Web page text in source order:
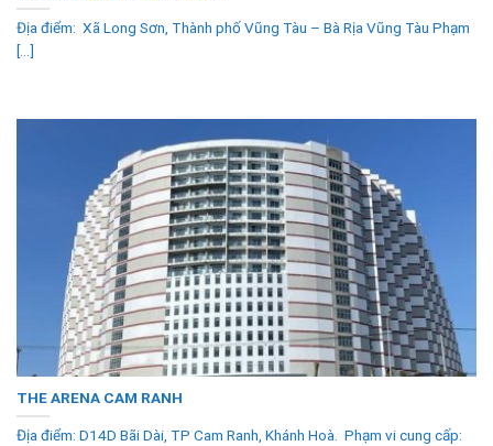
Địa điểm: Xã Long Sơn, Thành phố Vũng Tàu – Bà Rịa Vũng Tàu Phạm
[...]
THE ARENA CAM RANH
Địa điểm: D14D Bãi Dài, TP Cam Ranh, Khánh Hoà. Phạm vi cung cấp: